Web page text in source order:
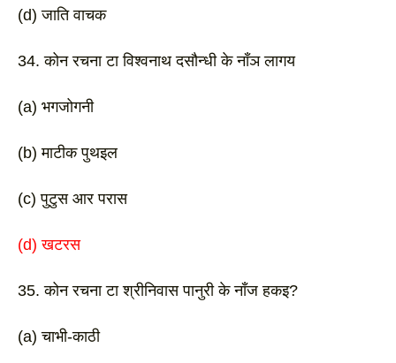
(d) जाति वाचक
34. कोन रचना टा विश्वनाथ दसौन्धी के नाँञ लागय
(a) भगजोगनी
(b) माटीक पुथइल
(c) पुटुस आर परास
(d) खटरस
35. कोन रचना टा श्रीनिवास पानुरी के नाँज हकइ?
(a) चाभी-काठी